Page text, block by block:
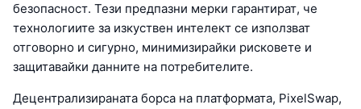
безопасност. Тези предпазни мерки гарантират, че
технологиите за изкуствен интелект се използват
отговорно и сигурно, минимизирайки рисковете и
защитавайки данните на потребителите.
Децентрализираната борса на платформата, PixelSwap,